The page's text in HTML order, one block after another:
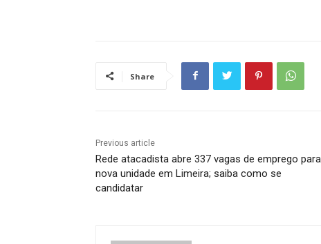
Share
Previous article
Rede atacadista abre 337 vagas de emprego para
nova unidade em Limeira; saiba como se
candidatar